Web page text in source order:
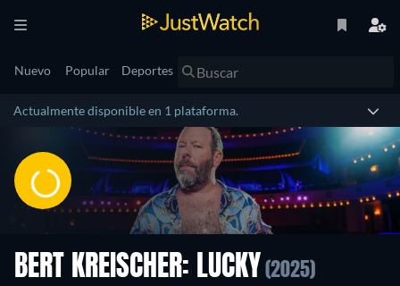
Nuevo Popular Deportes
Actualmente disponible en 1 plataforma.
BERT KREISCHER: LUCKY (2025)